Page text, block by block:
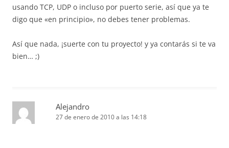
usando TCP, UDP o incluso por puerto serie, así que ya te
digo que «en principio», no debes tener problemas.
Así que nada, ¡suerte con tu proyecto! y ya contarás si te va
bien… ;)
Alejandro
27 de enero de 2010 a las 14:18